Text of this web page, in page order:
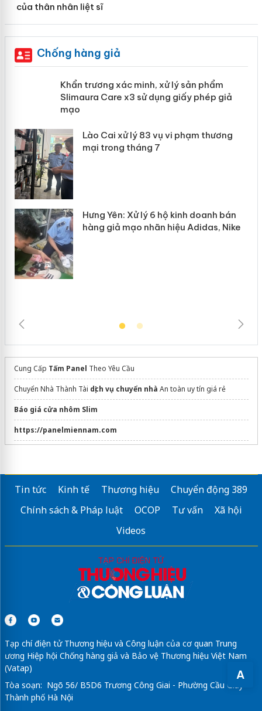
A
của thân nhân liệt sĩ
Chống hàng giả
Khẩn trương xác minh, xử lý sản phẩm
Slimaura Care x3 sử dụng giấy phép
Cung Cấp Tấm Panel Theo Yêu Cầu
Chuyển Nhà Thành Tài dịch vụ chuyển nhà An toàn uy tín giá rẻ
Báo giá cửa nhôm Slim
https://panelmiennam.com
Không gian làm việc chuyên nghiệp luôn bắt đầu từ giải phápThi
trình bài bản, đảm bảo chất lượng và tiến độ thi công.
Tin tức Kinh tế Thương hiệu
Chuyển động 389
Chính sách & Pháp luật
OCOP Tư vấn
Xã hội
Videos
Tạp chí điện tử Thương hiệu và Công luận của cơ quan Trung
ương Hiệp hội Chống hàng giả và Bảo vệ Thương hiệu Việt Nam
(Vatap)
Tòa soạn: Ngõ 56/ B5D6 Trương Công Giai - Phường Cầu Giấy -
Thành phố Hà Nội